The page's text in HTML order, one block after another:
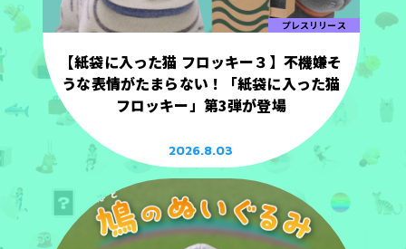
プレスリリース
【紙袋に入った猫 フロッキー３】不機嫌そ
うな表情がたまらない！「紙袋に入った猫
フロッキー」第3弾が登場
2026.8.03